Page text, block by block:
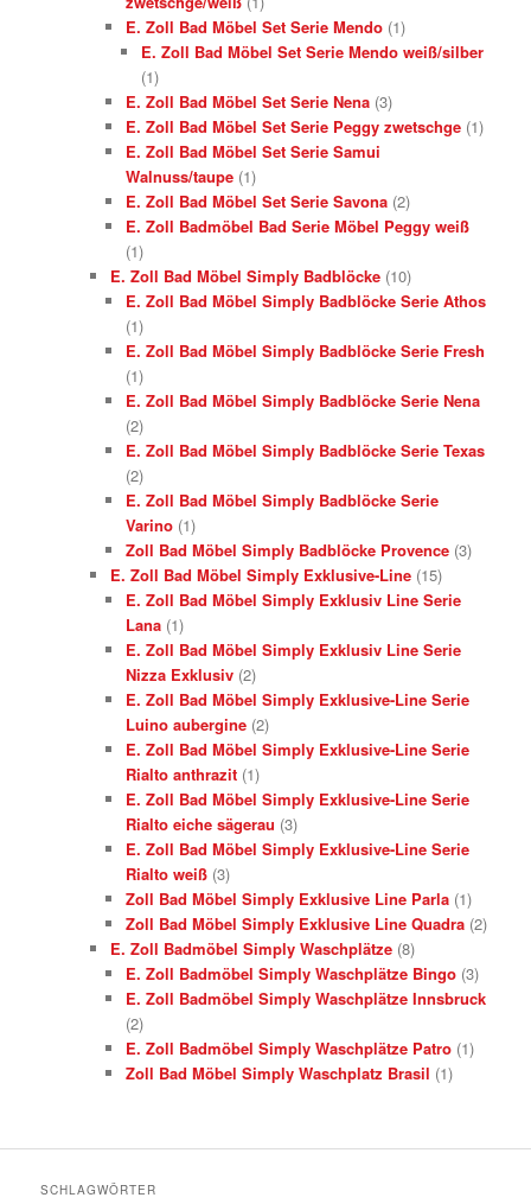
E. Zoll Bad Möbel Set Serie Mendo (1)
E. Zoll Bad Möbel Set Serie Mendo weiß/silber
(1)
E. Zoll Bad Möbel Set Serie Nena (3)
E. Zoll Bad Möbel Set Serie Peggy zwetschge (1)
E. Zoll Bad Möbel Set Serie Samui
Walnuss/taupe (1)
E. Zoll Bad Möbel Set Serie Savona (2)
E. Zoll Badmöbel Bad Serie Möbel Peggy weiß
(1)
E. Zoll Bad Möbel Simply Badblöcke (10)
E. Zoll Bad Möbel Simply Badblöcke Serie Athos
(1)
E. Zoll Bad Möbel Simply Badblöcke Serie Fresh
(1)
E. Zoll Bad Möbel Simply Badblöcke Serie Nena
(2)
E. Zoll Bad Möbel Simply Badblöcke Serie Texas
(2)
E. Zoll Bad Möbel Simply Badblöcke Serie
Varino (1)
Zoll Bad Möbel Simply Badblöcke Provence (3)
E. Zoll Bad Möbel Simply Exklusive-Line (15)
E. Zoll Bad Möbel Simply Exklusiv Line Serie
Lana (1)
E. Zoll Bad Möbel Simply Exklusiv Line Serie
Nizza Exklusiv (2)
E. Zoll Bad Möbel Simply Exklusive-Line Serie
Luino aubergine (2)
E. Zoll Bad Möbel Simply Exklusive-Line Serie
Rialto anthrazit (1)
E. Zoll Bad Möbel Simply Exklusive-Line Serie
Rialto eiche sägerau (3)
E. Zoll Bad Möbel Simply Exklusive-Line Serie
Rialto weiß (3)
Zoll Bad Möbel Simply Exklusive Line Parla (1)
Zoll Bad Möbel Simply Exklusive Line Quadra (2)
E. Zoll Badmöbel Simply Waschplätze (8)
E. Zoll Badmöbel Simply Waschplätze Bingo (3)
E. Zoll Badmöbel Simply Waschplätze Innsbruck
(2)
E. Zoll Badmöbel Simply Waschplätze Patro (1)
Zoll Bad Möbel Simply Waschplatz Brasil (1)
SCHLAGWÖRTER